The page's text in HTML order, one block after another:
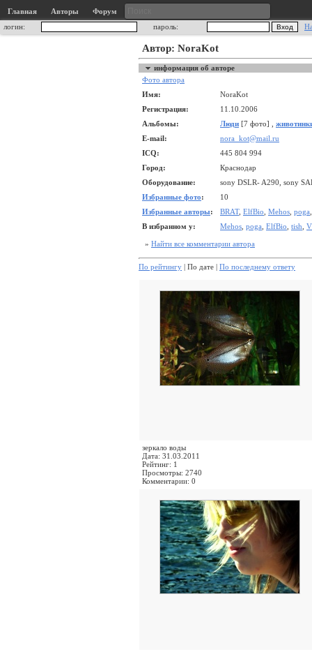
Главная Авторы
Форум
логин:
пароль:
Автор: NoraKot
информация об авторе
Фото автора
Имя:
NoraKot
Регистрация:
11.10.2006
Альбомы:
Люди [7 фото] ,
E-mail:
nora_kot@mail.ru
ICQ:
445 804 994
Город:
Краснодар
Оборудование:
sony DSLR- A290, sony
Избранные фото:
10
Избранные авторы: BRAT, ElfBio Mehos poga
В избранном у:
Mehos poga ElfBio tish
» Найти все комментарии автора
По рейтингу | По дате | По последнему ответу
зеркало воды
Дата: 31.03.2011
Рейтинг: 1
Просмотры: 2740
Комментарии: 0